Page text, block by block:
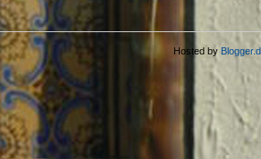
Hosted by